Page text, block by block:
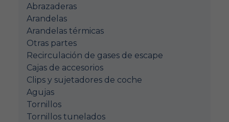
Abrazaderas
Arandelas
Arandelas térmicas
Otras partes
Recirculación de gases de escape
Cajas de accesorios
Clips y sujetadores de coche
Agujas
Tornillos
Tornillos tunelados